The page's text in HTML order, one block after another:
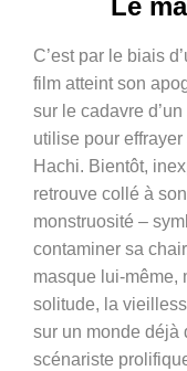
Le
C’est par le biais
film atteint son
sur le cadavre
utilise pour
Hachi. Bientôt,
retrouve collé à
monstruosité –
contaminer sa
masque lui-même,
solitude, la
sur un monde déjà
scénariste